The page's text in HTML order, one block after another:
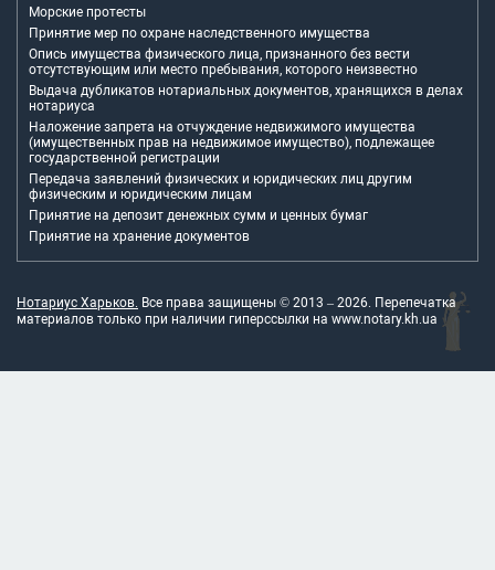
Морские протесты
Принятие мер по охране наследственного имущества
Опись имущества физического лица, признанного без вести
отсутствующим или место пребывания, которого неизвестно
Выдача дубликатов нотариальных документов, хранящихся в делах
нотариуса
Наложение запрета на отчуждение недвижимого имущества
(имущественных прав на недвижимое имущество), подлежащее
государственной регистрации
Передача заявлений физических и юридических лиц другим
физическим и юридическим лицам
Принятие на депозит денежных сумм и ценных бумаг
Принятие на хранение документов
Нотариус Харьков. Все права защищены © 2013 – 2026. Перепечатка
материалов только при наличии гиперссылки на www.notary.kh.ua